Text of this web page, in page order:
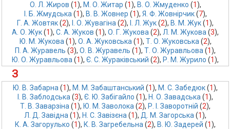
О. Л. Жиров (1), М. О. Житар (1), В. О. Жмуденко (1),
І. Б. Жмудська (1), В. В. Жовнер (1), Я. Ф. Жовнірчик (7),
Г. А. Жовтяк (2), І. О. Жувагіна (2), І. Л. Жук (2), В. М. Жук (1),
А. О. Жук (1), С. А. Жуков (1), О. Г. Жукова (2), Л. М. Жукова (3),
Ю. М. Жукова (1), О. А. Жуковська (1), Т. О. Жуковська (2),
П. А. Журавель (3), О. В. Журавель (1), Т. О. Журавльова (1),
Ю. О. Журавльова (1), Є. С. Жураківський (2), Р. М. Журило (1),
З
Ю. В. Забарна (1), М. М. Забаштанський (1), М. С. Забедюк (1),
І. В. Заблодська (3), Є. Ю. Забігайло (1), Н. О. Завадська (1),
Т. В. Заварзіна (1), Ю. М. Заволока (2), Р. І. Заворотній (2),
Л. Д. Завідна (1), Н. С. Завізєна (1), Д. М. Загорська (1),
К. А. Загорулько (1), К. В. Загребельна (2), В. Ю. Задерей (1),